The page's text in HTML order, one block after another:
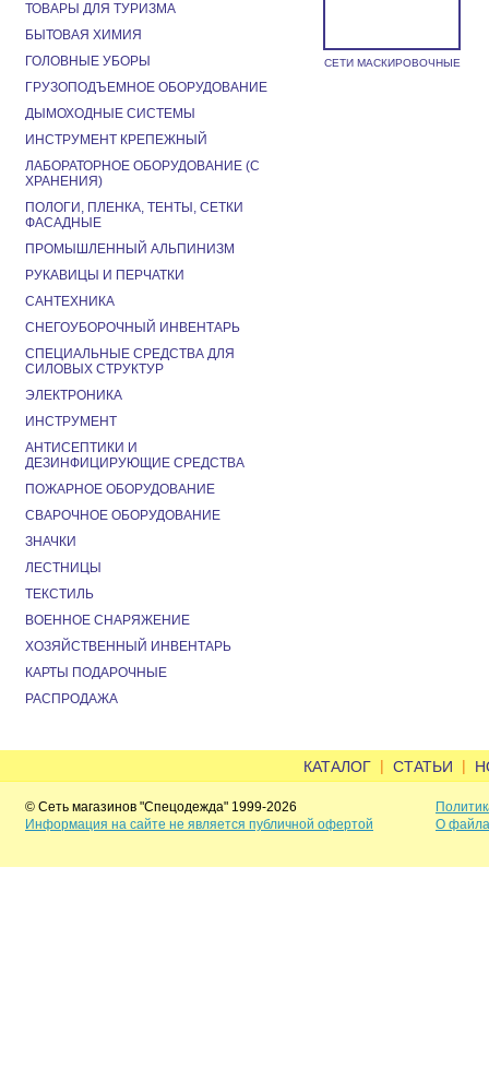
СЕТИ МАСКИРОВОЧНЫЕ
ТОВАРЫ ДЛЯ ТУРИЗМА
БЫТОВАЯ ХИМИЯ
ГОЛОВНЫЕ УБОРЫ
ГРУЗОПОДЪЕМНОЕ ОБОРУДОВАНИЕ
ДЫМОХОДНЫЕ СИСТЕМЫ
ИНСТРУМЕНТ КРЕПЕЖНЫЙ
ЛАБОРАТОРНОЕ ОБОРУДОВАНИЕ (С
ХРАНЕНИЯ)
ПОЛОГИ, ПЛЕНКА, ТЕНТЫ, СЕТКИ
ФАСАДНЫЕ
ПРОМЫШЛЕННЫЙ АЛЬПИНИЗМ
РУКАВИЦЫ И ПЕРЧАТКИ
САНТЕХНИКА
СНЕГОУБОРОЧНЫЙ ИНВЕНТАРЬ
СПЕЦИАЛЬНЫЕ СРЕДСТВА ДЛЯ
СИЛОВЫХ СТРУКТУР
ЭЛЕКТРОНИКА
ИНСТРУМЕНТ
АНТИСЕПТИКИ И
ДЕЗИНФИЦИРУЮЩИЕ СРЕДСТВА
ПОЖАРНОЕ ОБОРУДОВАНИЕ
СВАРОЧНОЕ ОБОРУДОВАНИЕ
ЗНАЧКИ
ЛЕСТНИЦЫ
ТЕКСТИЛЬ
ВОЕННОЕ СНАРЯЖЕНИЕ
ХОЗЯЙСТВЕННЫЙ ИНВЕНТАРЬ
КАРТЫ ПОДАРОЧНЫЕ
РАСПРОДАЖА
КАТАЛОГ | СТАТЬИ |
© Сеть магазинов "Спецодежда" 1999-2026
Информация на сайте не является публичной офертой
О